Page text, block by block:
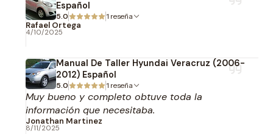
Español
5.0 1 reseña
Rafael Ortega
4/10/2025
Manual De Taller Hyundai Veracruz (2006-
2012) Español
5.0 1 reseña
Muy bueno y completo obtuve toda la
información que necesitaba.
Jonathan Martinez
8/11/2025